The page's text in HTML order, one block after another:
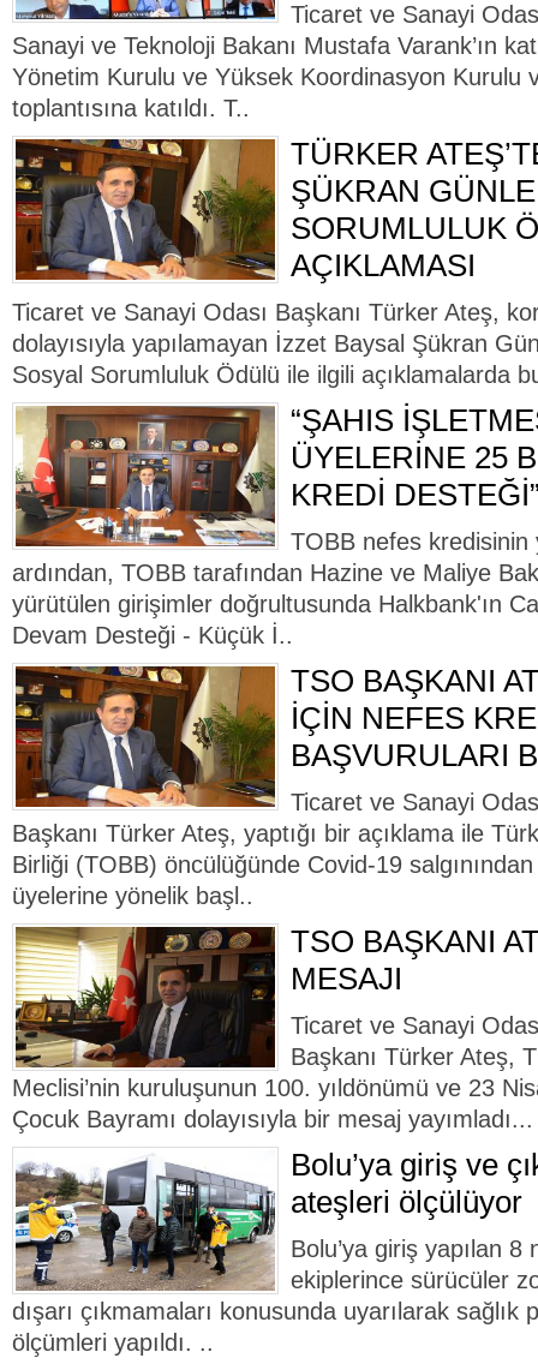
Ticaret ve Sanayi
Sanayi ve Teknoloji Bakanı Mustafa Varank’ın
Yönetim Kurulu ve Yüksek Koordinasyon Kurulu
toplantısına katıldı. T..
TÜRKER
ŞÜKRAN
SORUMLULUK
AÇIKLAMASI
Ticaret ve Sanayi Odası Başkanı Türker Ateş,
dolayısıyla yapılamayan İzzet Baysal Şükran
Sosyal Sorumluluk Ödülü ile ilgili açıklamalarda
“ŞAHIS
ÜYELERİNE 25
KREDİ
TOBB nefes
ardından, TOBB tarafından Hazine ve Maliye
yürütülen girişimler doğrultusunda Halkbank'ın
Devam Desteği - Küçük İ..
TSO BAŞKANI
İÇİN NEFES
BAŞVURULARI
Ticaret ve Sanayi
Başkanı Türker Ateş, yaptığı bir açıklama ile
Birliği (TOBB) öncülüğünde Covid-19
üyelerine yönelik başl..
TSO BAŞKANI
MESAJI
Ticaret ve Sanayi
Başkanı Türker Ateş,
Meclisi’nin kuruluşunun 100. yıldönümü ve 23
Çocuk Bayramı dolayısıyla bir mesaj yayımladı...
Bolu’ya giriş ve
ateşleri ölçülüyor
Bolu’ya giriş yapılan
ekiplerince sürücüler
dışarı çıkmamaları konusunda uyarılarak
ölçümleri yapıldı. ..